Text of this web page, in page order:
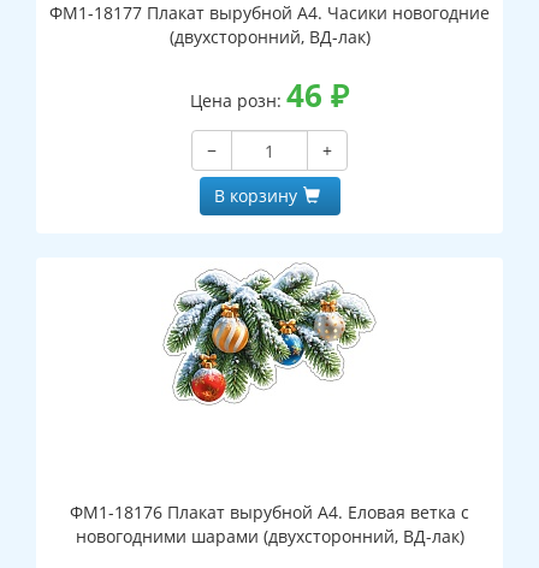
ФМ1-18177 Плакат вырубной А4. Часики новогодние
(двухсторонний, ВД-лак)
Цена розн: 46 ₽
−
+
В корзину
ФМ1-18176 Плакат вырубной А4. Еловая ветка с
новогодними шарами (двухсторонний, ВД-лак)